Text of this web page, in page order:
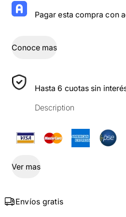
Pagar esta compra con
Conoce mas
Hasta 6 cuotas sin
Description
Ver mas
Envíos gratis